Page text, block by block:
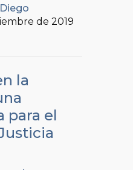
de 2019
la
para el